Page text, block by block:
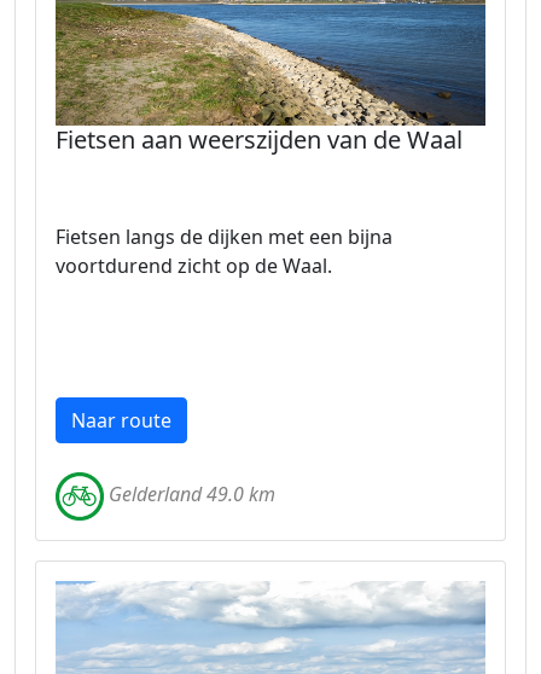
Fietsen aan weerszijden van de Waal
Fietsen langs de dijken met een bijna
voortdurend zicht op de Waal.
Naar route
Gelderland 49.0 km